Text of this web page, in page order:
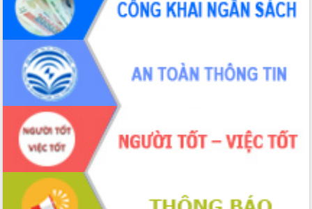
Ứng dụng sinh trắc học - Bước tiến
trong hành trình chuyển đổi số tại Đắk
Đắk Lắk nâng cao hiệu quả công tác
Đảng từ Sổ tay đảng viên điện tử
Đắk Lắk đẩy mạnh nuôi biển công
nghệ, hướng tới phát triển thủy sản
bền vững
Tập huấn nâng cao năng lực triển khai
chuyển đổi số cho cán bộ, công chức
cấp xã
Đắk Lắk phát động hưởng ứng Ngày
Quyền của người tiêu dùng Việt Nam
2026